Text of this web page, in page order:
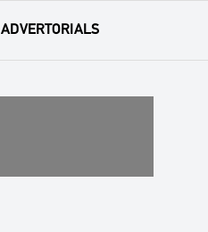
ADVERTORIALS